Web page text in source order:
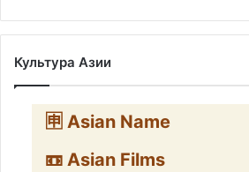
Культура Азии
🈸 Asian Name
📼 Asian Films